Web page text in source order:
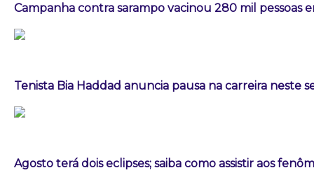
Campanha contra sarampo vacinou 280 mil pessoas
Tenista Bia Haddad anuncia pausa na carreira neste
Agosto terá dois eclipses; saiba como assistir aos